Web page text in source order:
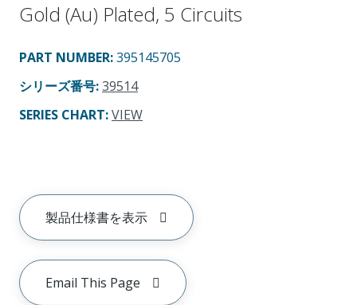
Gold (Au) Plated, 5 Circuits
PART NUMBER:395145705
シリーズ番号:39514
SERIES CHART:VIEW
製品仕様書を表示
Email This Page